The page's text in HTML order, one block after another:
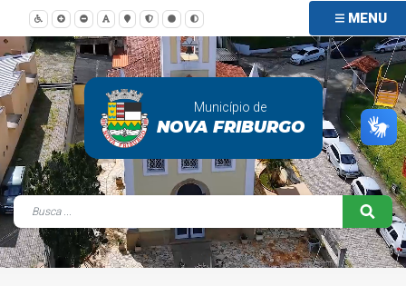
MENU
Município de
NOVA FRIBURGO